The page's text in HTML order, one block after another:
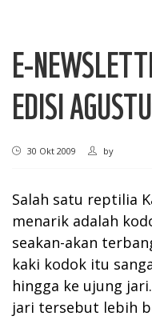
E-
EDISI
30 Okt 2009 by
Salah satu reptilia
menarik adalah
seakan-akan
kaki kodok itu
hingga ke ujung
jari tersebut lebih